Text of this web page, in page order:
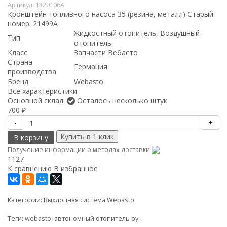
Артикул: 1320106A
Кронштейн топливного насоса 35 (резина, металл) Старый
номер: 21499A
Тип
Жидкостный отопитель, Воздушный
отопитель
Класс
Запчасти Вебасто
Страна
производства
Германия
Бренд
Webasto
Все характеристики
Основной склад:
Осталось несколько штук
700 ₽
-
+
В корзину
Получение информации о методах доставки
1127
К сравнению В избранное
Категории: Выхлопная система Webasto
Теги: webasto, автономный отопитель ру